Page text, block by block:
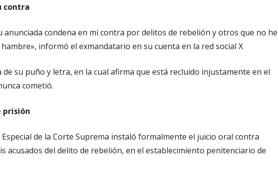
contra
anunciada condena en mi contra por delitos de rebelión y otros que no he
informó el exmandatario en su cuenta en la red social X
su puño y letra, en la cual afirma que está recluido injustamente en el
cometió.
prisión
Especial de la Corte Suprema instaló formalmente el juicio oral contra
acusados del delito de rebelión, en el establecimiento penitenciario de